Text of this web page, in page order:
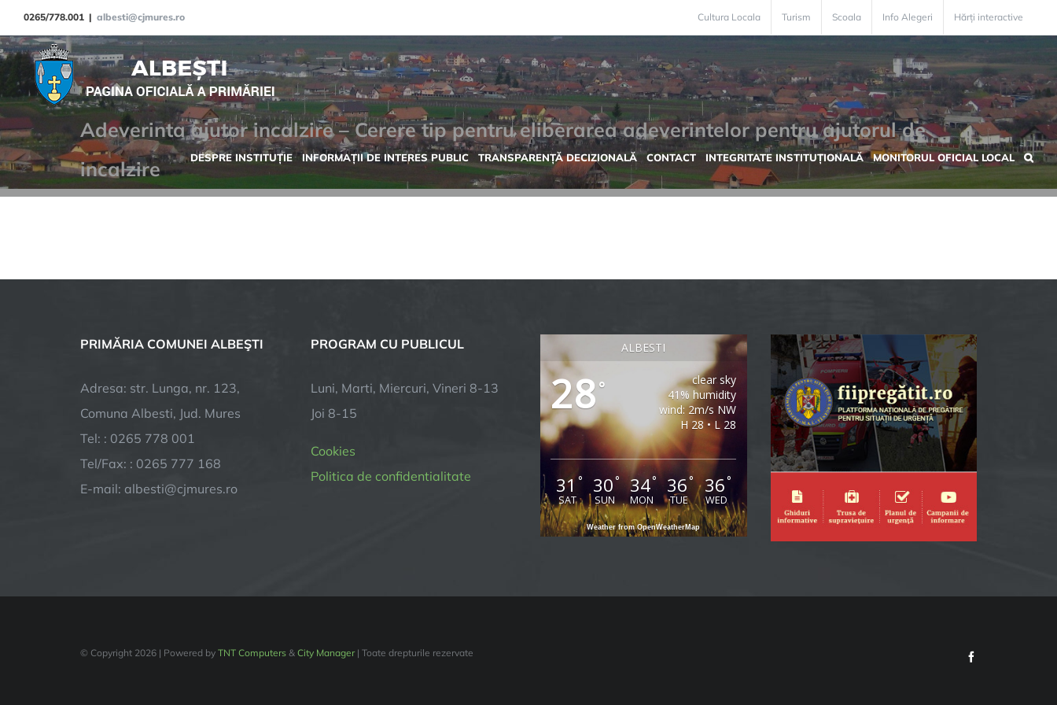
Skip
to
content
0265/778.001 | albesti@cjmures.ro Cultura Locala Turism Scoala Info Alegeri Hărți interactive
DESPRE INSTITUȚIE INFORMAȚII DE INTERES PUBLIC TRANSPARENȚĂ DECIZIONALĂ CONTACT INTEGRITATE INSTITUȚIONALĂ MONITORUL OFICIAL LOCAL
Adeverinta ajutor incalzire – Cerere tip pentru eliberarea adeverintelor pentru ajutorul de
incalzire
PRIMĂRIA COMUNEI ALBEŞTI
Adresa: str. Lunga, nr. 123,
Comuna Albesti, Jud. Mures
Tel: : 0265 778 001
Tel/Fax: : 0265 777 168
E-mail: albesti@cjmures.ro
PROGRAM CU PUBLICUL
Luni, Marti, Miercuri, Vineri 8-13
Joi 8-15
Cookies
Politica de confidentialitate
ALBESTI
28°
clear sky
41% humidity
wind: 2m/s NW
H 28 • L 28
31°
SAT
30°
SUN
34°
MON
36°
TUE
36°
WED
Weather from OpenWeatherMap
© Copyright 2026 | Powered by TNT Computers & City Manager| Toate drepturile rezervate